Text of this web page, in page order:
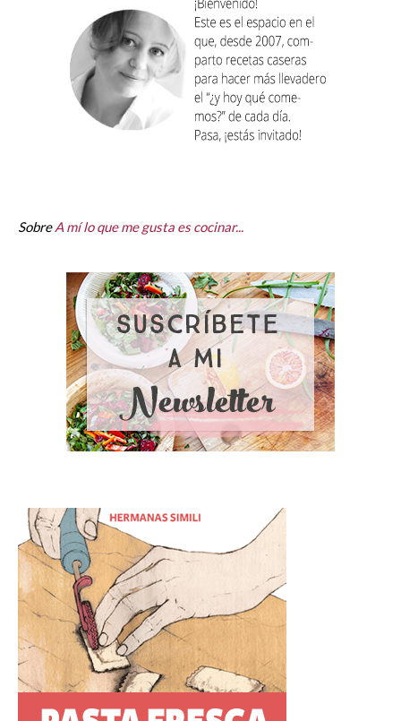
SobreA mí lo que me gusta es cocinar...